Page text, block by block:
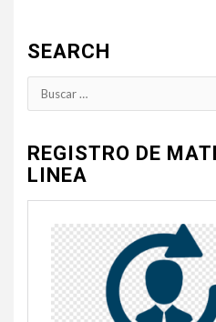
SEARCH
Buscar:
REGISTRO DE
LINEA